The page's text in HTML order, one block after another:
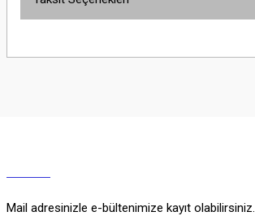
Soru Sor
Mail adresinizle e-bültenimize kayıt olabilirsiniz.